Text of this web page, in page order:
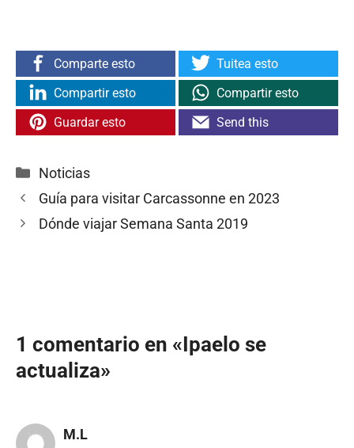
Comparte esto
Tuitea esto
Compartir esto
Compartir esto
Guardar esto
Send this
Categorías
Noticias
Guía para visitar Carcassonne en 2023
Dónde viajar Semana Santa 2019
1 comentario en «Ipaelo se
actualiza»
M.L